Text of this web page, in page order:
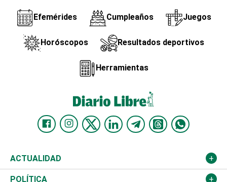
Efemérides Cumpleaños Juegos
Horóscopos Resultados deportivos
Herramientas
ACTUALIDAD
Nacional
POLÍTICA